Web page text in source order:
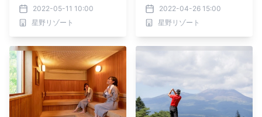
歩」実施｜期間：2022年
6月1日～8月31日
2022-05-11 10:00
星野リゾート
「星のや軽井沢 夏の健幸
滞在」実施｜期間：2022
年5月9日～8月31日
2022-04-26 15:00
星野リゾート